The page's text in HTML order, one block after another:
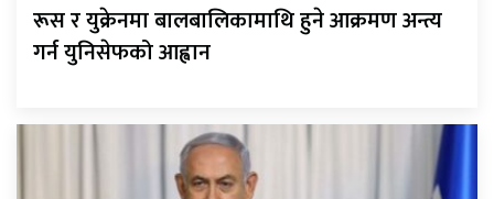
रूस र युक्रेनमा बालबालिकामाथि हुने आक्रमण अन्त्य
गर्न युनिसेफको आह्वान